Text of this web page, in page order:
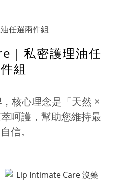
｜私密護理油任
組
，核心理念是「天然 ×
呵護，幫助您維持最
信。